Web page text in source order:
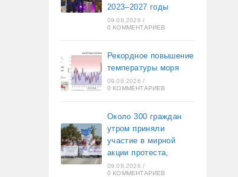
2023–2027 годы
09.08.2026 /
0 КОММЕНТАРИЕВ
Рекордное повышение
температуры моря
09.08.2026 /
0 КОММЕНТАРИЕВ
Около 300 граждан
утром приняли
участие в мирной
акции протеста,
09.08.2026 /
0 КОММЕНТАРИЕВ